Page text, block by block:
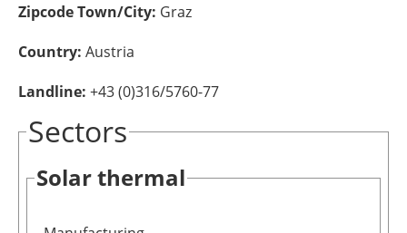
Agenda
Directory
Jobs
Zipcode Town/City: Graz
Country: Austria
Landline: +43 (0)316/5760-77
Sectors
Solar thermal